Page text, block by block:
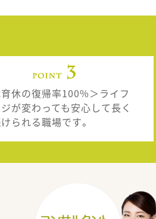
休の復帰率100%＞ライフ
が変わっても安心して長く
られる職場です。